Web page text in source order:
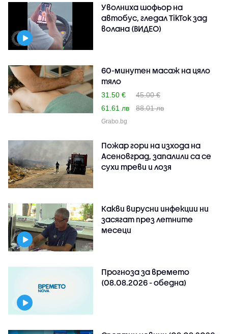
Уволниха шофьор на
автобус, гледал TikTok зад
волана (ВИДЕО)
60-минутен масаж на цяло
тяло
31.50 €
45.00 €
61.61 лв
88.01 лв
Grabo.bg
Пожар гори на изхода на
Асеновград, запалили са се
сухи треви и лозя
Какви вирусни инфекции ни
засягат през летните
месеци
Прогноза за времето
(08.08.2026 - обедна)